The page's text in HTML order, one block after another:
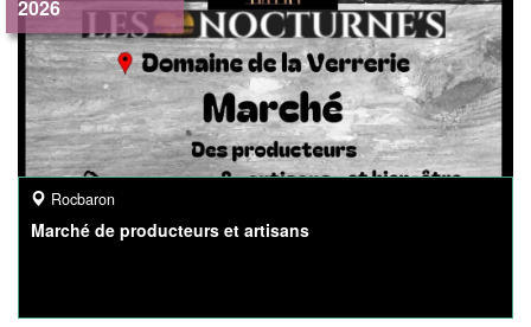
2026
Rocbaron
Marché de producteurs et artisans